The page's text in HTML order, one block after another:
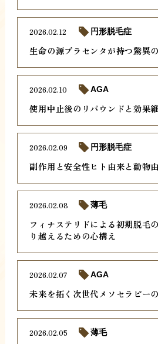
生命の源プラセンタが持つ驚異
2026.02.12 円形脱毛症
使用中止後のリバウンドと効果
2026.02.10 AGA
副作用と安全性ヒト由来と動物
2026.02.09 円形脱毛症
フィナステリドによる初期脱毛
り越えるための心構え
2026.02.08 薄毛
未来を拓く次世代メソセラピー
2026.02.07 AGA
2026.02.05 薄毛